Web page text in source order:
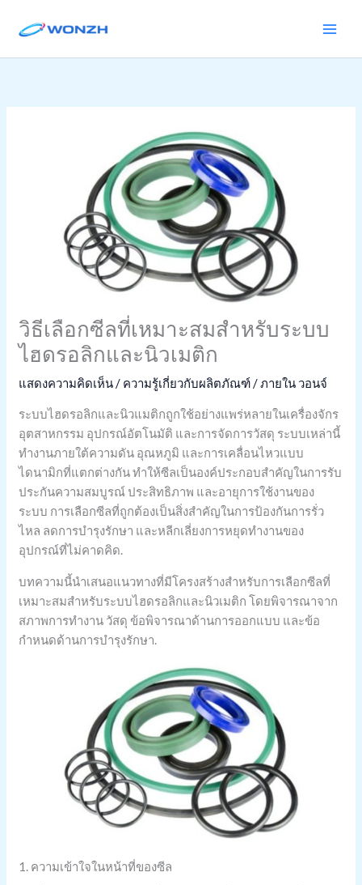
วิธีเลือกซีลที่เหมาะสมสำหรับระบบ
ไฮดรอลิกและนิวเมติก
แสดงความคิดเห็น/ ความรู้เกี่ยวกับผลิตภัณฑ์/ ภายใน วอนจ์
ระบบไฮดรอลิกและนิวแมติกถูกใช้อย่างแพร่หลายในเครื่องจักร
อุตสาหกรรม อุปกรณ์อัตโนมัติ และการจัดการวัสดุ ระบบเหล่านี้
ทำงานภายใต้ความดัน อุณหภูมิ และการเคลื่อนไหวแบบ
ไดนามิกที่แตกต่างกัน ทำให้ซีลเป็นองค์ประกอบสำคัญในการรับ
ประกันความสมบูรณ์ ประสิทธิภาพ และอายุการใช้งานของ
ระบบ การเลือกซีลที่ถูกต้องเป็นสิ่งสำคัญในการป้องกันการรั่ว
ไหล ลดการบำรุงรักษา และหลีกเลี่ยงการหยุดทำงานของ
อุปกรณ์ที่ไม่คาดคิด.
บทความนี้นำเสนอแนวทางที่มีโครงสร้างสำหรับการเลือกซีลที่
เหมาะสมสำหรับระบบไฮดรอลิกและนิวเมติก โดยพิจารณาจาก
สภาพการทำงาน วัสดุ ข้อพิจารณาด้านการออกแบบ และข้อ
กำหนดด้านการบำรุงรักษา.
1. ความเข้าใจในหน้าที่ของซีล